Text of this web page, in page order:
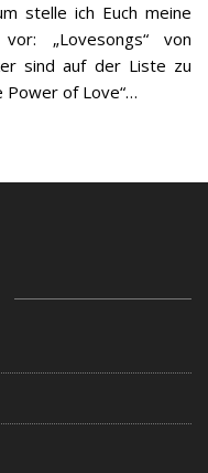
stelle ich Euch meine
„Lovesongs“ von
sind auf der Liste zu
Power of Love“…